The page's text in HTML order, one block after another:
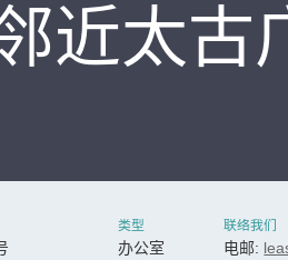
近太古
类型
办公室
联络我们
电邮: